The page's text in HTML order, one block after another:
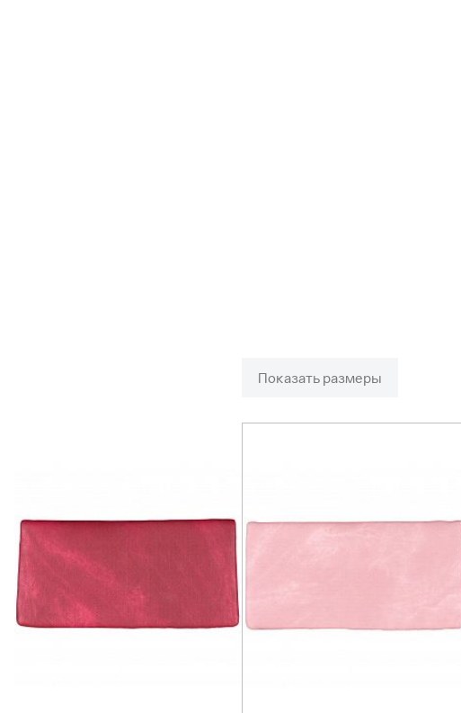
Показать размеры